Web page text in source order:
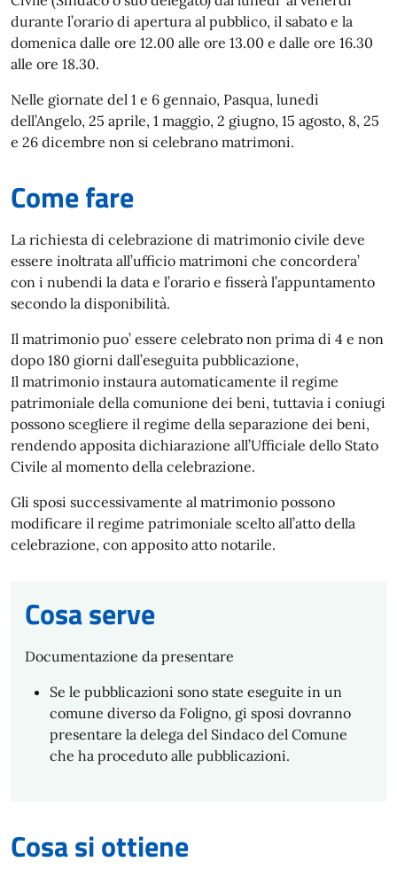
durante l’orario di apertura al pubblico, il sabato e la
domenica dalle ore 12.00 alle ore 13.00 e dalle ore 16.30
alle ore 18.30.
Nelle giornate del 1 e 6 gennaio, Pasqua, lunedì
dell’Angelo, 25 aprile, 1 maggio, 2 giugno, 15 agosto, 8, 25
e 26 dicembre non si celebrano matrimoni.
Come fare
La richiesta di celebrazione di matrimonio civile deve
essere inoltrata all’ufficio matrimoni che concordera’
con i nubendi la data e l’orario e fisserà l’appuntamento
secondo la disponibilità.
Il matrimonio puo’ essere celebrato non prima di 4 e non
dopo 180 giorni dall’eseguita pubblicazione,
Il matrimonio instaura automaticamente il regime
patrimoniale della comunione dei beni, tuttavia i coniugi
possono scegliere il regime della separazione dei beni,
rendendo apposita dichiarazione all’Ufficiale dello Stato
Civile al momento della celebrazione.
Gli sposi successivamente al matrimonio possono
modificare il regime patrimoniale scelto all’atto della
celebrazione, con apposito atto notarile.
Cosa serve
Documentazione da presentare
Se le pubblicazioni sono state eseguite in un
comune diverso da Foligno, gi sposi dovranno
presentare la delega del Sindaco del Comune
che ha proceduto alle pubblicazioni.
Cosa si ottiene